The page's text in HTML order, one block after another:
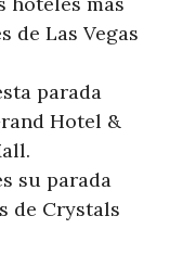
de Las Vegas
parada
Hotel &
su parada
de Crystals